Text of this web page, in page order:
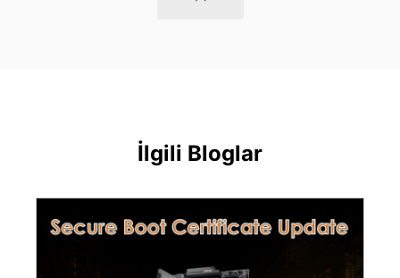
İlgili Bloglar